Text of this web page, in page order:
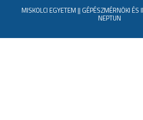
MISKOLCI EGYETEM || GÉPÉSZMÉRNÖKI ÉS
NEPTUN